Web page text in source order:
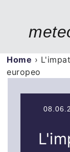
Home ›
europeo